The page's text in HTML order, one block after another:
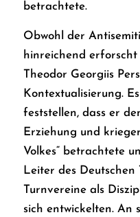
betrachtete.
Obwohl der
hinreichend
Theodor Georgiis
Kontextualisierung.
feststellen, dass er
Erziehung und
Volkes“ betrachtete
Leiter des Deutschen
Turnvereine als
sich entwickelten. An